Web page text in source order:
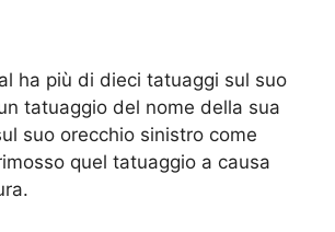
ha più di dieci tatuaggi sul suo
tatuaggio del nome della sua
suo orecchio sinistro come
rimosso quel tatuaggio a causa